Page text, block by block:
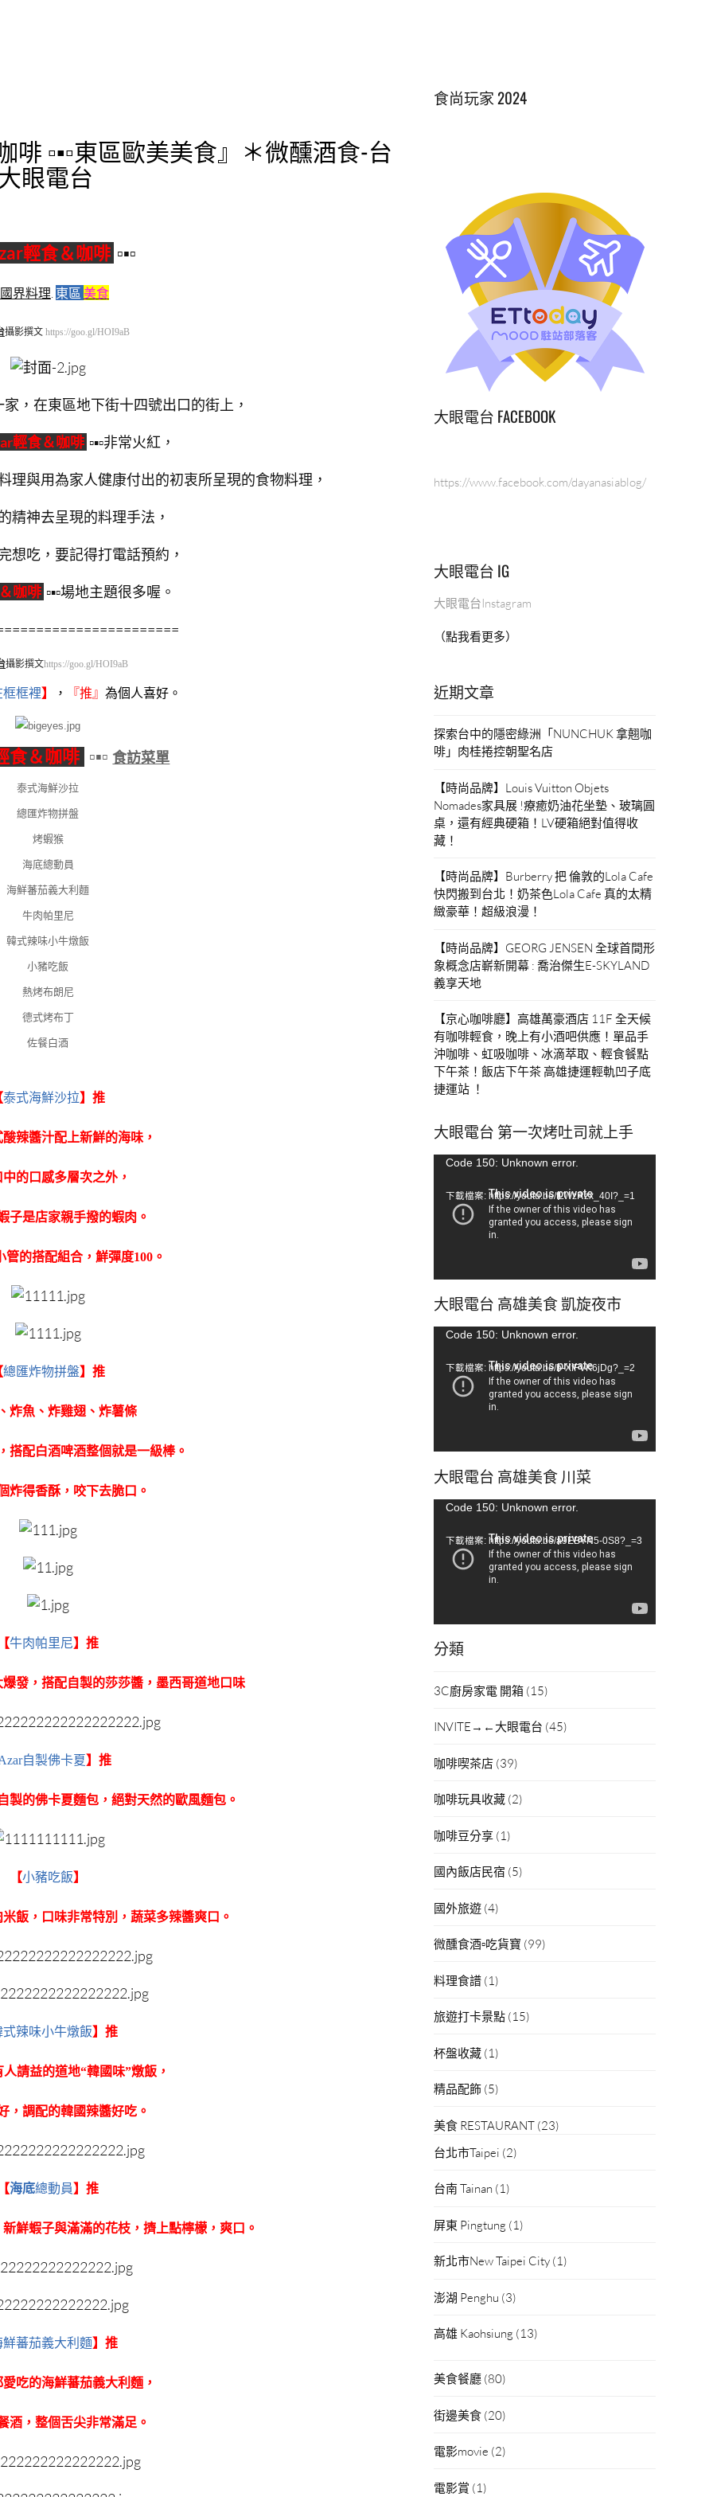
啡 ▫▪▫東區歐美美食』＊微醺酒食-台
眼電台
輕食＆咖啡 ▫▪▫
界料理 東區 美食
攝影撰文 https://goo.gl/HOI9aB
，在東區地下街十四號出口的街上，
輕食＆咖啡 ▫▪▫非常火紅，
理與用為家人健康付出的初衷所呈現的食物料理，
精神去呈現的料理手法，
想吃，要記得打電話預約，
咖啡 ▫▪▫場地主題很多喔。
攝影撰文https://goo.gl/HOI9aB
框框裡】 ， 『推』為個人喜好。
食＆咖啡 ▫▪▫ 食訪菜單
泰式海鮮沙拉
總匯炸物拼盤
烤蝦猴
海底總動員
海鮮蕃茄義大利麵
牛肉帕里尼
韓式辣味小牛燉飯
小豬吃飯
熱烤布朗尼
德式烤布丁
佐餐白酒
泰式海鮮沙拉】推
酸辣醬汁配上新鮮的海味，
的口感多層次之外，
子是店家親手撥的蝦肉。
管的搭配組合，鮮彈度100。
總匯炸物拼盤】推
炸魚、炸雞翅、炸薯條
搭配白酒啤酒整個就是一級棒。
炸得香酥，咬下去脆口。
【牛肉帕里尼】推
發，搭配自製的莎莎醬，墨西哥道地口味
自製佛卡夏】 推
製的佛卡夏麵包，絕對天然的歐風麵包。
【小豬吃飯】
飯，口味非常特別，蔬菜多辣醬爽口。
式辣味小牛燉飯】推
請益的道地“韓國味”燉飯，
，調配的韓國辣醬好吃。
【海底總動員】推
鮮蝦子與滿滿的花枝，擠上點檸檬，爽口。
鮮蕃茄義大利麵】推
吃的海鮮蕃茄義大利麵，
酒，整個舌尖非常滿足。
食尚玩家 2024
大眼電台 FACEBOOK
https://www.facebook.com/dayanasiablog/
大眼電台 IG
大眼電台Instagram
（點我看更多）
近期文章
探索台中的隱密綠洲「NUNCHUK 拿翹咖
啡」肉桂捲控朝聖名店
【時尚品牌】Louis Vuitton Objets
Nomades家具展 !療癒奶油花坐墊、玻璃圓
桌，還有經典硬箱！LV硬箱絕對值得收
藏！
【時尚品牌】Burberry 把 倫敦的Lola Cafe
快閃搬到台北！奶茶色Lola Cafe 真的太精
緻豪華！超級浪漫！
【時尚品牌】GEORG JENSEN 全球首間形
象概念店嶄新開幕 : 喬治傑生E-SKYLAND
義享天地
【京心咖啡廳】高雄萬豪酒店 11F 全天候
有咖啡輕食，晚上有小酒吧供應！單品手
沖咖啡、虹吸咖啡、冰滴萃取、輕食餐點
下午茶！飯店下午茶 高雄捷運輕軌凹子底
捷運站 ！
大眼電台 第一次烤吐司就上手
視Code 150: Unknown error.
下載檔案: https://youtu.be/tLWzRzx_40I?_=1
大眼電台 高雄美食 凱旋夜市
視Code 150: Unknown error.
下載檔案: https://youtu.be/b-XfFVK6jDg?_=2
大眼電台 高雄美食 川菜
視Code 150: Unknown error.
下載檔案: https://youtu.be/a9EBYN5-0S8?_=3
分類
3C廚房家電 開箱 (15)
INVITE→←大眼電台 (45)
咖啡喫茶店 (39)
咖啡玩具收藏 (2)
咖啡豆分享 (1)
國內飯店民宿 (5)
國外旅遊 (4)
微醺食酒▫吃貨寶 (99)
料理食譜 (1)
旅遊打卡景點 (15)
杯盤收藏 (1)
精品配飾 (5)
美食 RESTAURANT (23)
台北市Taipei (2)
台南 Tainan (1)
屏東 Pingtung (1)
新北市New Taipei City (1)
澎湖 Penghu (3)
高雄 Kaohsiung (13)
美食餐廳 (80)
街邊美食 (20)
電影movie (2)
電影賞 (1)